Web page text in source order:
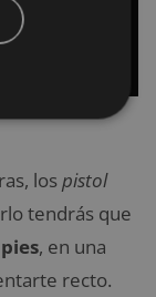
los pistol
tendrás que
, en una
recto.